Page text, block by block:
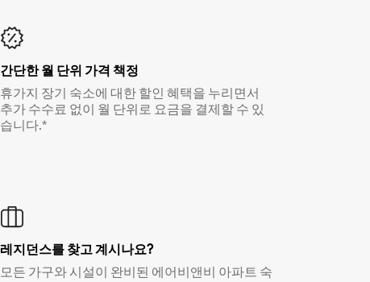
간단한 월 단위 가격 책정
휴가지 장기 숙소에 대한 할인 혜택을 누리면서
추가 수수료 없이 월 단위로 요금을 결제할 수 있
습니다.*
레지던스를 찾고 계시나요?
모든 가구와 시설이 완비된 에어비앤비 아파트 숙